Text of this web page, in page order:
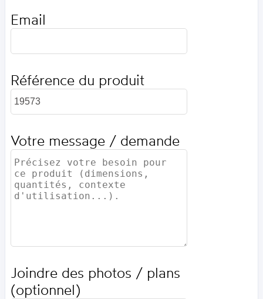
Email
Référence du produit
Votre message / demande
Joindre des photos / plans
(optionnel)